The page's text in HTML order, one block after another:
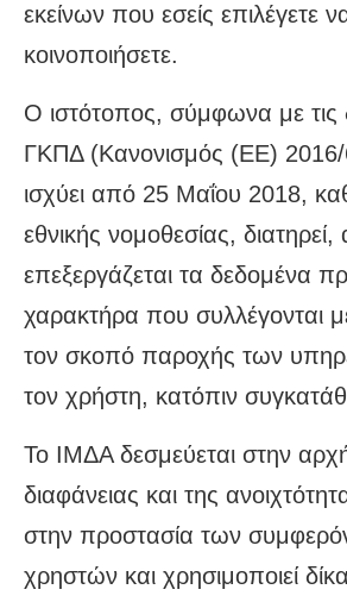
εκείνων που εσείς επιλέγετε
κοινοποιήσετε.
Ο ιστότοπος, σύμφωνα με τις
ΓΚΠΔ (Κανονισμός (ΕΕ)
ισχύει από 25 Μαΐου 2018,
εθνικής νομοθεσίας, διατηρεί,
επεξεργάζεται τα δεδομένα
χαρακτήρα που συλλέγονται
τον σκοπό παροχής των
τον χρήστη, κατόπιν
Το ΙΜΔΑ δεσμεύεται στην
διαφάνειας και της
στην προστασία των
χρηστών και χρησιμοποιεί